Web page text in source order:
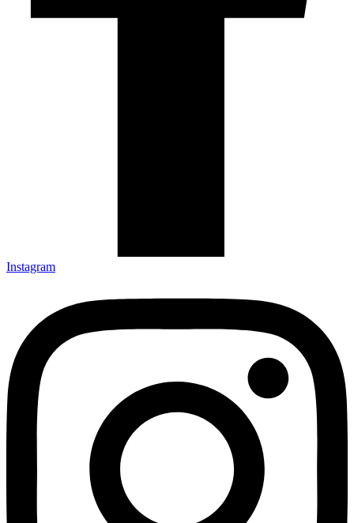
Instagram